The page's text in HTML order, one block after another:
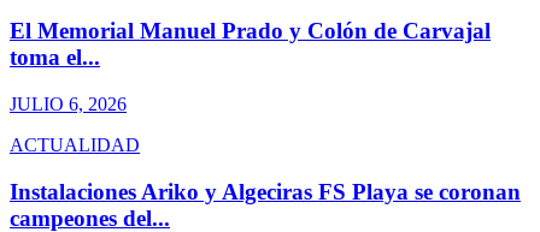
El Memorial Manuel Prado y Colón de Carvajal
toma el...
JULIO 6, 2026
ACTUALIDAD
Instalaciones Ariko y Algeciras FS Playa se coronan
campeones del...